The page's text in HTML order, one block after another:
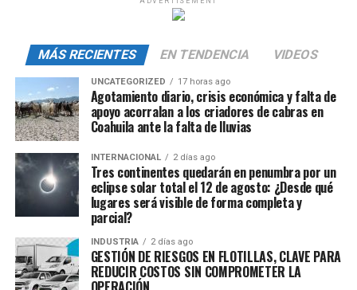
MÁS RECIENTES EN TENDENCIA VIDEOS
UNCATEGORIZED 17 horas ago
Agotamiento diario, crisis económica y falta de
apoyo acorralan a los criadores de cabras en
Coahuila ante la falta de lluvias
INTERNACIONAL 2 días ago
Tres continentes quedarán en penumbra por un
eclipse solar total el 12 de agosto: ¿Desde qué
lugares será visible de forma completa y
parcial?
INDUSTRIA 2 días ago
GESTIÓN DE RIESGOS EN FLOTILLAS, CLAVE PARA
REDUCIR COSTOS SIN COMPROMETER LA